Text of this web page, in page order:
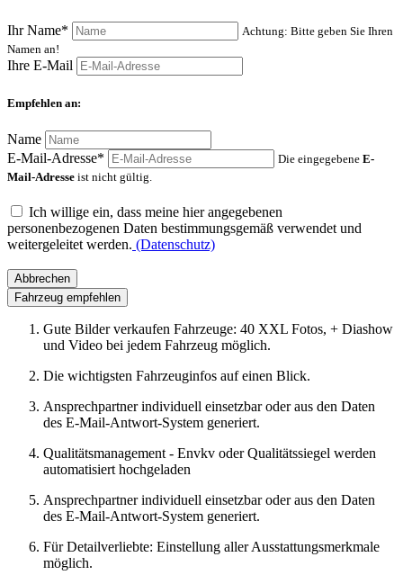
Ihr Name*
Achtung: Bitte geben Sie Ihren
Namen an!
Ihre E-Mail
Empfehlen an:
Name
E-Mail-Adresse*
Die eingegebene E-
Mail-Adresse ist nicht gültig.
Ich willige ein, dass meine hier angegebenen
personenbezogenen Daten bestimmungsgemäß verwendet und
weitergeleitet werden. (Datenschutz)
Abbrechen
Fahrzeug empfehlen
Gute Bilder verkaufen Fahrzeuge: 40 XXL Fotos, + Diashow
und Video bei jedem Fahrzeug möglich.
Die wichtigsten Fahrzeuginfos auf einen Blick.
Ansprechpartner individuell einsetzbar oder aus den Daten
des E-Mail-Antwort-System generiert.
Qualitätsmanagement - Envkv oder Qualitätssiegel werden
automatisiert hochgeladen
Ansprechpartner individuell einsetzbar oder aus den Daten
des E-Mail-Antwort-System generiert.
Für Detailverliebte: Einstellung aller Ausstattungsmerkmale
möglich.